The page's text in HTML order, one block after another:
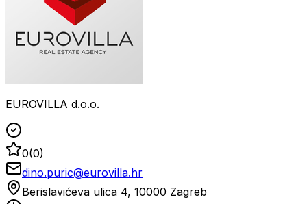
EUROVILLA d.o.o.
0(0)
dino.puric@eurovilla.hr
Berislavićeva ulica 4, 10000 Zagreb